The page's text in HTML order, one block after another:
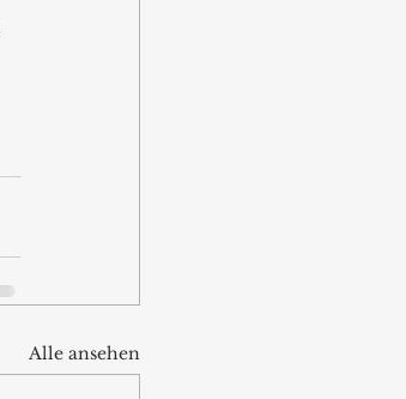
Alle ansehen